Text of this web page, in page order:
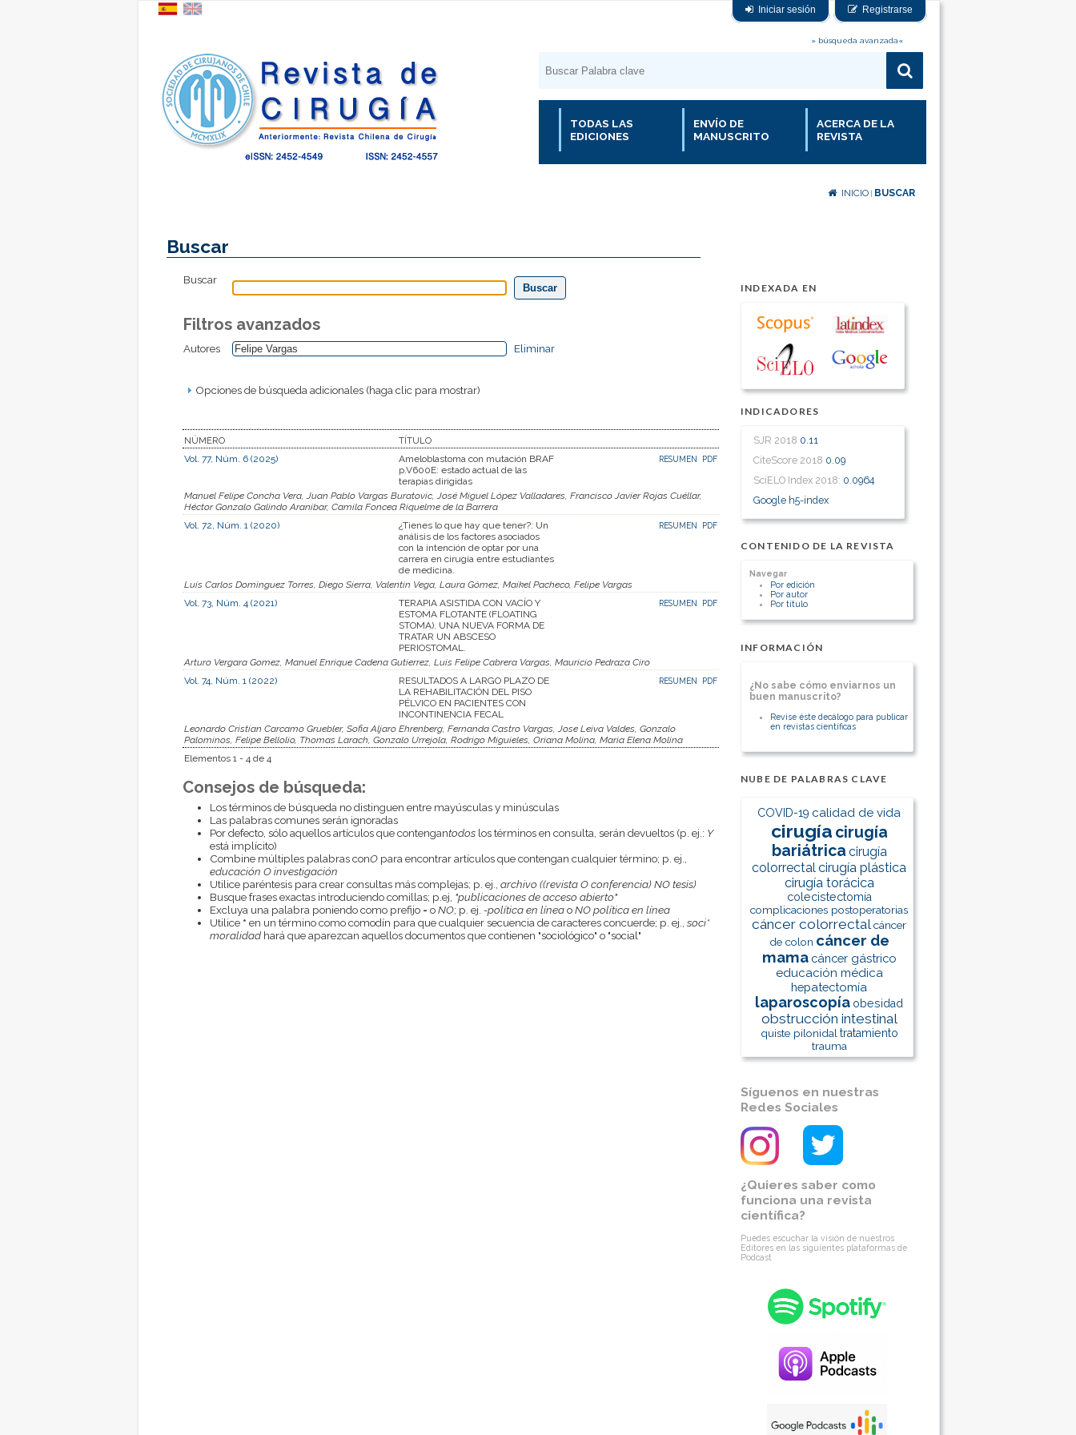
Iniciar sesión Registrarse
» búsqueda avanzada«
TODAS LAS
EDICIONES
ENVÍO DE
MANUSCRITO
ACERCA DE LA
REVISTA
INICIO BUSCAR
INDEXADA EN
INDICADORES
SJR 2018 0.11
CiteScore 2018 0.09
SciELO Index 2018: 0.0964
Google h5-index
CONTENIDO DE LA REVISTA
Navegar
Por edición
Por autor
Por título
INFORMACIÓN
¿No sabe cómo enviarnos un
buen manuscrito?
Revise éste decálogo para publicar
en revistas científicas
NUBE DE PALABRAS CLAVE
COVID-19 calidad de vida
cirugía cirugía
bariátrica cirugía
colorrectalcirugía plástica
cirugía torácica
colecistectomía
complicaciones postoperatorias
cáncer colorrectalcáncer
de colon cáncer de
mama cáncer gástrico
educación médica
hepatectomía
laparoscopía obesidad
obstrucción intestinal
quiste pilonidal tratamiento
trauma
Síguenos en nuestras
Redes Sociales
¿Quieres saber como
funciona una revista
científica?
Puedes escuchar la visión de nuestros
Editores en las siguientes plataformas de
Podcast
Buscar
Buscar
Filtros avanzados
Autores Eliminar
Opciones de búsqueda adicionales (haga clic para mostrar)
NÚMERO
TÍTULO
Vol. 77, Núm. 6 (2025)
Ameloblastoma con mutación BRAF
p.V600E: estado actual de las
terapias dirigidas
RESUMEN PDF
Manuel Felipe Concha Vera, Juan Pablo Vargas Buratovic, José Miguel López Valladares, Francisco Javier Rojas Cuéllar,
Héctor Gonzalo Galindo Aranibar, Camila Foncea Riquelme de la Barrera
Vol. 72, Núm. 1 (2020)
¿Tienes lo que hay que tener?: Un
análisis de los factores asociados
con la intención de optar por una
carrera en cirugía entre estudiantes
de medicina.
RESUMEN PDF
Luis Carlos Dominguez Torres, Diego Sierra, Valentin Vega, Laura Gómez, Maikel Pacheco, Felipe Vargas
Vol. 73, Núm. 4 (2021)
TERAPIA ASISTIDA CON VACÍO Y
ESTOMA FLOTANTE (FLOATING
STOMA). UNA NUEVA FORMA DE
TRATAR UN ABSCESO
PERIOSTOMAL.
RESUMEN PDF
Arturo Vergara Gomez, Manuel Enrique Cadena Gutierrez, Luis Felipe Cabrera Vargas, Mauricio Pedraza Ciro
Vol. 74, Núm. 1 (2022)
RESULTADOS A LARGO PLAZO DE
LA REHABILITACIÓN DEL PISO
PÉLVICO EN PACIENTES CON
INCONTINENCIA FECAL
RESUMEN PDF
Leonardo Cristian Carcamo Gruebler, Sofia Aljaro Ehrenberg, Fernanda Castro Vargas, Jose Leiva Valdes, Gonzalo
Palominos, Felipe Bellolio, Thomas Larach, Gonzalo Urrejola, Rodrigo Miguieles, Oriana Molina, Maria Elena Molina
Elementos 1 - 4 de 4
Consejos de búsqueda:
Los términos de búsqueda no distinguen entre mayúsculas y minúsculas
Las palabras comunes serán ignoradas
Por defecto, sólo aquellos artículos que contengantodoslos términos en consulta, serán devueltos (p. ej.: Y
está implícito)
Combine múltiples palabras conOpara encontrar artículos que contengan cualquier término; p. ej.,
educación O investigación
Utilice paréntesis para crear consultas más complejas; p. ej., archivo ((revista O conferencia) NO tesis)
Busque frases exactas introduciendo comillas; p.ej, "publicaciones de acceso abierto"
Excluya una palabra poniendo como prefijo - oNO; p. ej. -política en líneaoNO política en línea
Utilice * en un término como comodín para que cualquier secuencia de caracteres concuerde; p. ej., soci*
moralidadhará que aparezcan aquellos documentos que contienen "sociológico" o "social"